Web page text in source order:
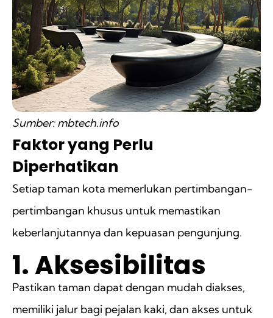
Sumber: mbtech.info
Faktor yang Perlu
Diperhatikan
Setiap taman kota memerlukan pertimbangan-
pertimbangan khusus untuk memastikan
keberlanjutannya dan kepuasan pengunjung.
1. Aksesibilitas
Pastikan taman dapat dengan mudah diakses,
memiliki jalur bagi pejalan kaki, dan akses untuk